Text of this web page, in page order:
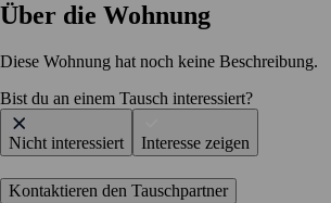
Über die Wohnung
Diese Wohnung hat noch keine Beschreibung.
Bist du an einem Tausch interessiert?
Nicht interessiert Interesse zeigen
Kontaktieren den Tauschpartner